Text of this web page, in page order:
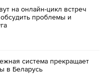
на онлайн-цикл встреч
проблемы и
система прекращает
в Беларусь